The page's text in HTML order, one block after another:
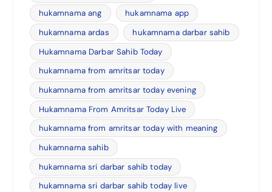
hukamnama ang
hukamnama app
hukamnama ardas
hukamnama darbar sahib
Hukamnama Darbar Sahib Today
hukamnama from amritsar today
hukamnama from amritsar today evening
Hukamnama From Amritsar Today Live
hukamnama from amritsar today with meaning
hukamnama sahib
hukamnama sri darbar sahib today
hukamnama sri darbar sahib today live